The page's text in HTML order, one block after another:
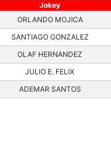
Jokey
ORLANDO MOJICA
SANTIAGO GONZALEZ
OLAF HERNANDEZ
JULIO E. FELIX
ADEMAR SANTOS